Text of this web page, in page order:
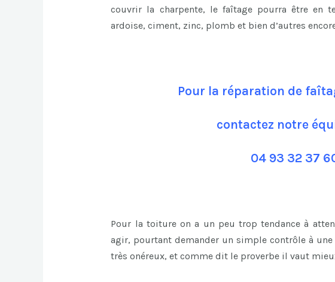
couvrir la charpente, le faîtage pourra être en
ardoise, ciment, zinc, plomb et bien d’autres
Pour la réparation de
contactez notre
04 93 32 37
Pour la toiture on a un peu trop tendance à
agir, pourtant demander un simple contrôle à une
très onéreux, et comme dit le proverbe il vaut